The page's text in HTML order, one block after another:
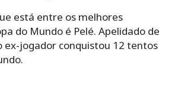
está entre os melhores
do Mundo é Pelé. Apelidado de
ex-jogador conquistou 12 tentos